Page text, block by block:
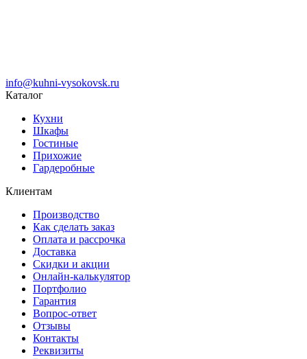
info@kuhni-vysokovsk.ru
Каталог
Кухни
Шкафы
Гостиные
Прихожие
Гардеробные
Клиентам
Производство
Как сделать заказ
Оплата и рассрочка
Доставка
Скидки и акции
Онлайн-калькулятор
Портфолио
Гарантия
Вопрос-ответ
Отзывы
Контакты
Реквизиты